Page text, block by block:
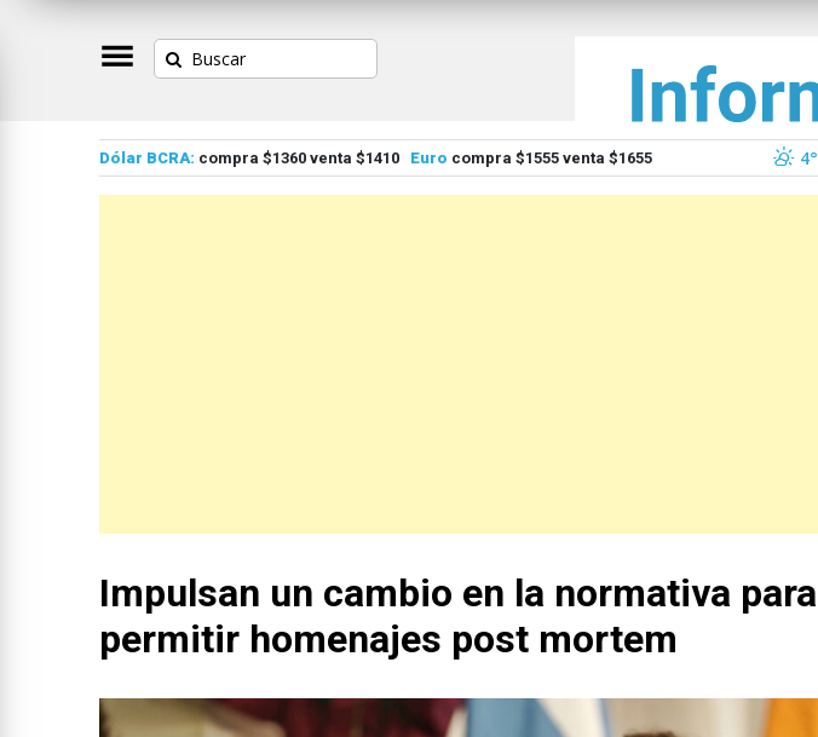
Dólar BCRA: compra $1360 venta $1410 Euro compra $1555 venta $1655 4°
Impulsan un cambio en la normativa para
permitir homenajes post mortem